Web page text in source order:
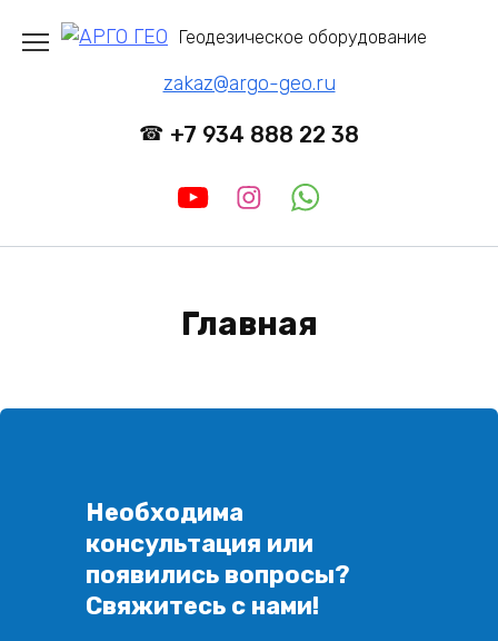
Геодезическое оборудование
zakaz@argo-geo.ru
+7 934 888 22 38
Главная
Необходима
консультация или
появились вопросы?
Свяжитесь с нами!